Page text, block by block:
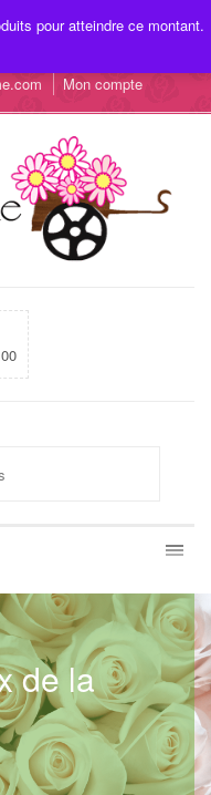
Mon compte
de la
pour atteindre ce montant.